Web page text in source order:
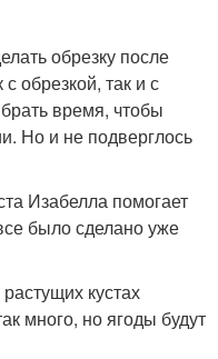
обрезку после
обрезкой, так и с
время, чтобы
Но и не подверглось
Изабелла помогает
было сделано уже
кустах
много, но ягоды будут